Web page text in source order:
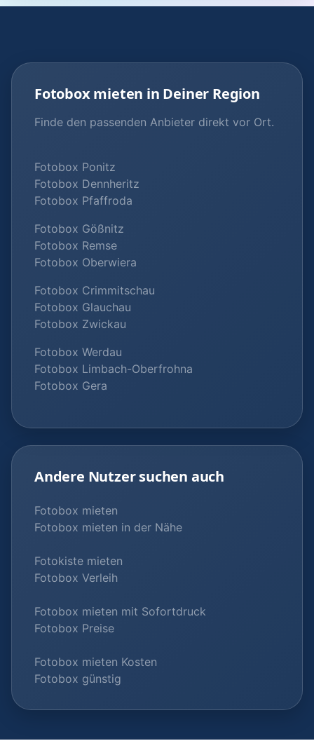
Fotobox mieten in Deiner Region
Finde den passenden Anbieter direkt vor Ort.
Fotobox Ponitz
Fotobox Dennheritz
Fotobox Pfaffroda
Fotobox Gößnitz
Fotobox Remse
Fotobox Oberwiera
Fotobox Crimmitschau
Fotobox Glauchau
Fotobox Zwickau
Fotobox Werdau
Fotobox Limbach-Oberfrohna
Fotobox Gera
Andere Nutzer suchen auch
Fotobox mieten
Fotobox mieten in der Nähe
Fotokiste mieten
Fotobox Verleih
Fotobox mieten mit Sofortdruck
Fotobox Preise
Fotobox mieten Kosten
Fotobox günstig